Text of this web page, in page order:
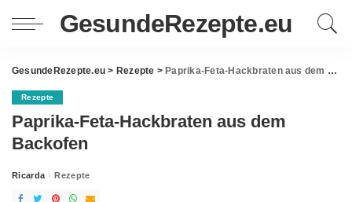
GesundeRezepte.eu
GesundeRezepte.eu > Rezepte > Paprika-Feta-Hackbraten aus dem Backofen
Rezepte
Paprika-Feta-Hackbraten aus dem
Backofen
Posted
Ricarda Rezepte